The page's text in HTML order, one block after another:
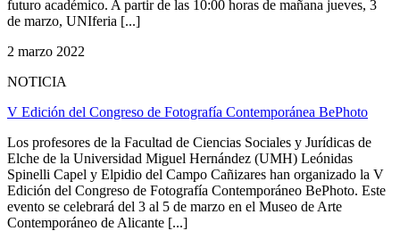
futuro académico. A partir de las 10:00 horas de mañana jueves, 3
de marzo, UNIferia [...]
2 marzo 2022
NOTICIA
V Edición del Congreso de Fotografía Contemporánea BePhoto
Los profesores de la Facultad de Ciencias Sociales y Jurídicas de
Elche de la Universidad Miguel Hernández (UMH) Leónidas
Spinelli Capel y Elpidio del Campo Cañizares han organizado la V
Edición del Congreso de Fotografía Contemporáneo BePhoto. Este
evento se celebrará del 3 al 5 de marzo en el Museo de Arte
Contemporáneo de Alicante [...]